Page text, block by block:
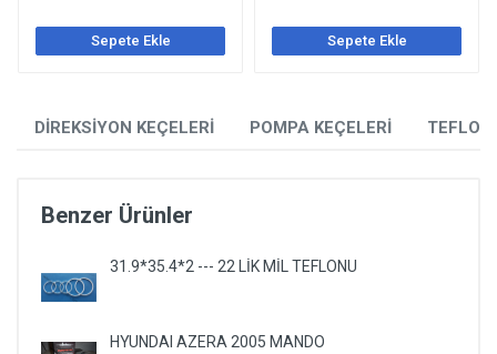
DİREKSİYON KEÇELERİ POMPA KEÇELERİ
Benzer Ürünler
31.9*35.4*2 --- 22 LİK MİL TEFLONU
HYUNDAI AZERA 2005 MANDO
Sepete Ekle Sepete Ekle